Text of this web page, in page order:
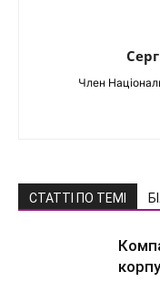
Член
СТАТТІ ПО ТЕМІ